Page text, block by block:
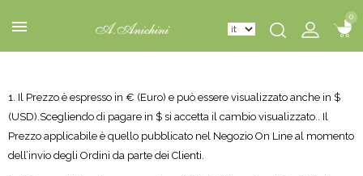
0
0
1. Il Prezzo è espresso in € (Euro) e può essere visualizzato anche in $
(USD).Scegliendo di pagare in $ si accetta il cambio visualizzato.. Il
Prezzo applicabile è quello pubblicato nel Negozio On Line al momento
dell’invio degli Ordini da parte dei Clienti.